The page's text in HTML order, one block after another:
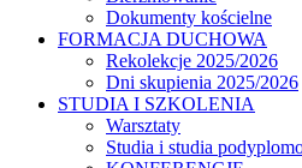
Dokumenty kościelne
FORMACJA DUCHOWA
Rekolekcje 2025/2026
Dni skupienia 2025/2026
STUDIA I SZKOLENIA
Warsztaty
Studia i studia